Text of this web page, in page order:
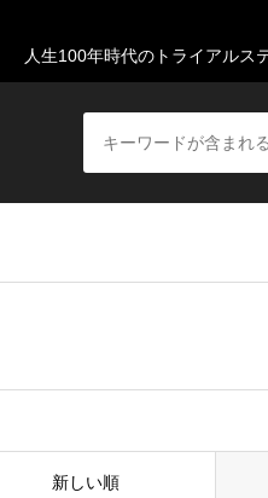
人生100年時代のトライアルス
新しい順